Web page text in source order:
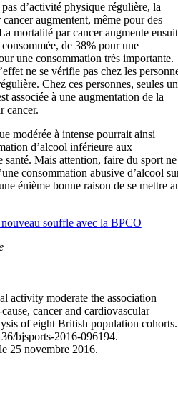
d’activité physique régulière, la
augmentent, même pour des
mortalité par cancer augmente
de 38% pour une
une consommation très importante.
ne se vérifie pas chez les
Chez ces personnes, seules
associée à une augmentation de la
cancer.
modérée à intense pourrait ainsi
d’alcool inférieure aux
santé. Mais attention, faire du sport ne
consommation abusive d’alcool
énième bonne raison de se mettre
souffle avec la BPCO
activity moderate the association
cancer and cardiovascular
of eight British population cohorts.
bjsports-2016-096194.
25 novembre 2016.